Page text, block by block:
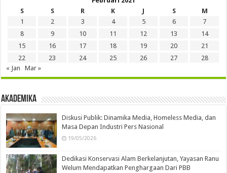
S
S R K J S
M
1
2 3 4 5 6
7
8
9 10 11 12 13
14
15
16 17 18 19 20
21
22
23 24 25 26 27
28
« Jan
Mar »
Akademika
Diskusi Publik: Dinamika Media, Homeless Media, dan
Masa Depan Industri Pers Nasional
19/05/2026
Dedikasi Konservasi Alam Berkelanjutan, Yayasan Ranu
Welum Mendapatkan Penghargaan Dari PBB